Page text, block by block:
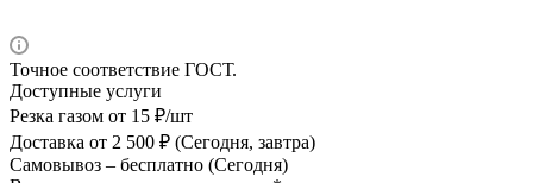
Точное соответствие ГОСТ.
Доступные услуги
Резка газом от 15 ₽/шт
Доставка от 2 500 ₽ (Сегодня, завтра)
Самовывоз – бесплатно (Сегодня)